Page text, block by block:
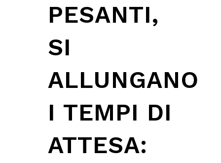
PESANTI,
SI
ALLUNGANO
I TEMPI DI
ATTESA: